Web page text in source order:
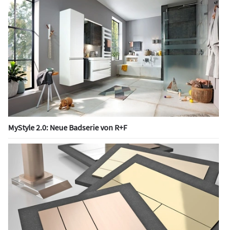
MyStyle 2.0: Neue Badserie von R+F